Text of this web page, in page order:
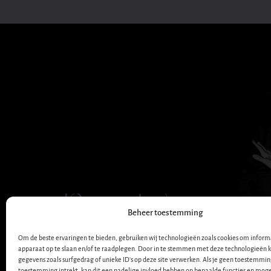
Beheer toestemming
Om de beste ervaringen te bieden, gebruiken wij technologieën zoals cookies om
apparaat op te slaan en/of te raadplegen. Door in te stemmen met deze technologieën
gegevens zoals surfgedrag of unieke ID's op deze site verwerken. Als je geen
Dana Winner